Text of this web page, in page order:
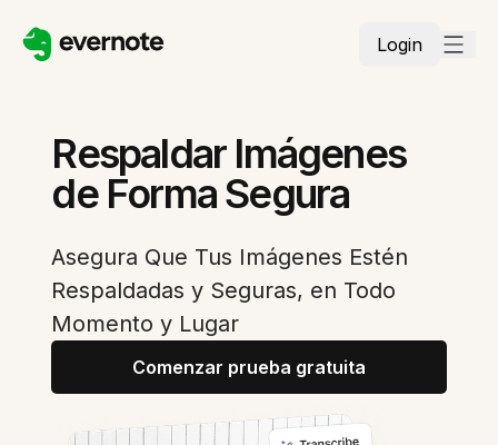
Login
Respaldar Imágenes
de Forma Segura
Asegura Que Tus Imágenes Estén
Respaldadas y Seguras, en Todo
Momento y Lugar
Comenzar prueba gratuita